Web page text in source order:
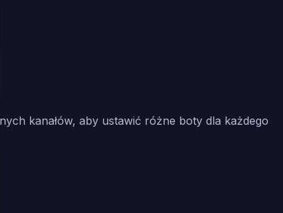
kanałów, aby ustawić różne boty dla każdego